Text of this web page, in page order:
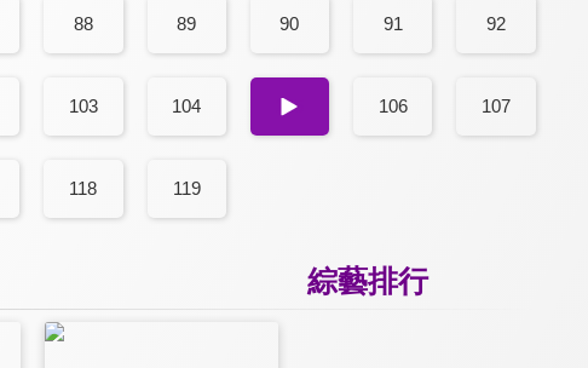
88 89 90 91 92
103 104 105 106 107
118 119
綜藝排行